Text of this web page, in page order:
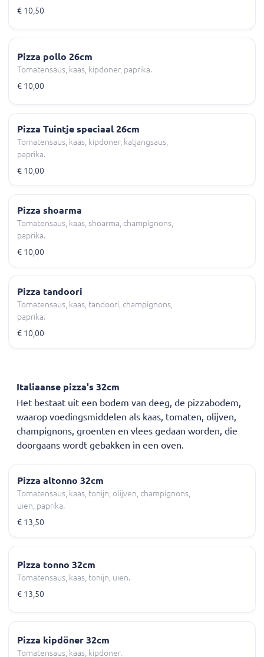
€ 10,50
Pizza pollo 26cm
Tomatensaus, kaas, kipdoner, paprika.
€ 10,00
Pizza Tuintje speciaal 26cm
Tomatensaus, kaas, kipdoner, katjangsaus,
paprika.
€ 10,00
Pizza shoarma
Tomatensaus, kaas, shoarma, champignons,
paprika.
€ 10,00
Pizza tandoori
Tomatensaus, kaas, tandoori, champignons,
paprika.
€ 10,00
Italiaanse pizza's 32cm
Het bestaat uit een bodem van deeg, de pizzabodem,
waarop voedingsmiddelen als kaas, tomaten, olijven,
champignons, groenten en vlees gedaan worden, die
doorgaans wordt gebakken in een oven.
Pizza altonno 32cm
Tomatensaus, kaas, tonijn, olijven, champignons,
uien, paprika.
€ 13,50
Pizza tonno 32cm
Tomatensaus, kaas, tonijn, uien.
€ 13,50
Pizza kipdöner 32cm
Tomatensaus, kaas, kipdoner.